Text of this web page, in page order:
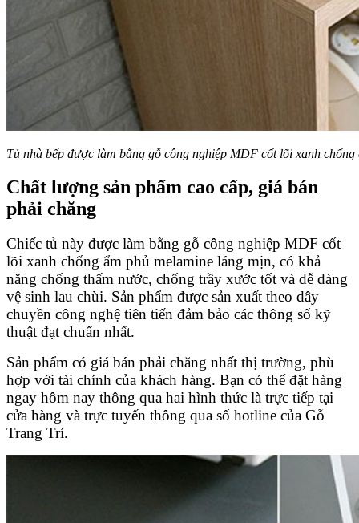
Tủ nhà bếp được làm bằng gỗ công nghiệp MDF cốt lõi xanh chống
Chất lượng sản phẩm cao cấp, giá bán
phải chăng
Chiếc tủ này được làm bằng gỗ công nghiệp MDF cốt
lõi xanh chống ẩm phủ melamine láng mịn, có khả
năng chống thấm nước, chống trầy xước tốt và dễ dàng
vệ sinh lau chùi. Sản phẩm được sản xuất theo dây
chuyền công nghệ tiên tiến đảm bảo các thông số kỹ
thuật đạt chuẩn nhất.
Sản phẩm có giá bán phải chăng nhất thị trường, phù
hợp với tài chính của khách hàng. Bạn có thể đặt hàng
ngay hôm nay thông qua hai hình thức là trực tiếp tại
cửa hàng và trực tuyến thông qua số hotline của Gỗ
Trang Trí.